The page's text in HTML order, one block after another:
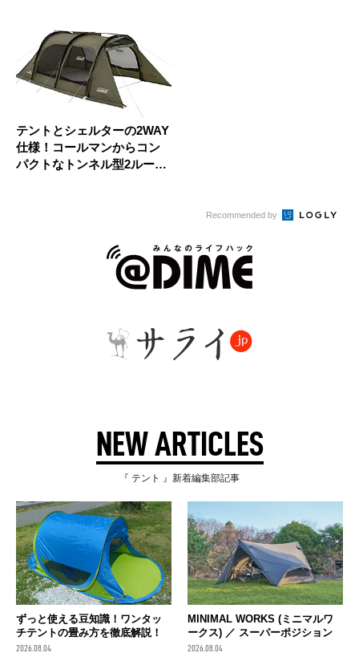
テントとシェルターの2WAY
仕様！コールマンからコン
パクトなトンネル型2ルーム
Recommended by
NEW ARTICLES
『 テント 』新着編集部記事
ずっと使える豆知識！ワンタッ
チテントの畳み方を徹底解説！
2026.08.04
MINIMAL WORKS (ミニマルワ
ークス) ／ スーパーポジション
2026.08.04